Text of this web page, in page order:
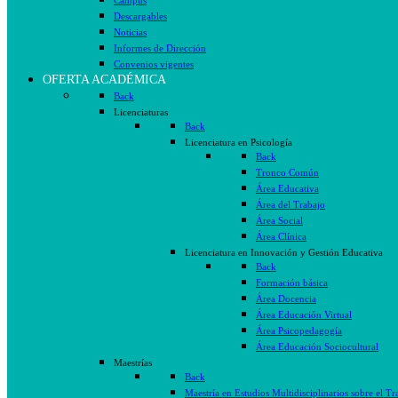
Descargables
Noticias
Informes de Dirección
Convenios vigentes
OFERTA ACADÉMICA
Back
Licenciaturas
Back
Licenciatura en Psicología
Back
Tronco Común
Área Educativa
Área del Trabajo
Área Social
Área Clínica
Licenciatura en Innovación y Gestión Educativa
Back
Formación básica
Área Docencia
Área Educación Virtual
Área Psicopedagogía
Área Educación Sociocultural
Maestrías
Back
Maestría en Estudios Multidisciplinarios sobre el